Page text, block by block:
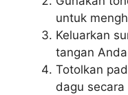
untuk
Keluarkan
tangan
Totolkan
dagu secara